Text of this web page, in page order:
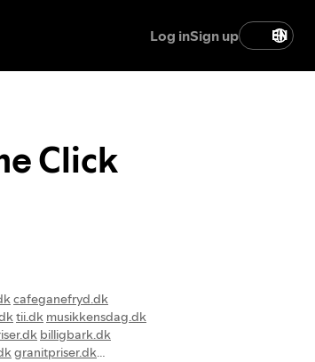
Log inSign up EN
Click
cafeganefryd.dk
tii.dk musikkensdag.dk
billigbark.dk
granitpriser.dk